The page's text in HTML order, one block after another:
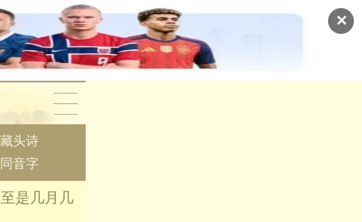
✕
藏头诗
同音字
是几月几